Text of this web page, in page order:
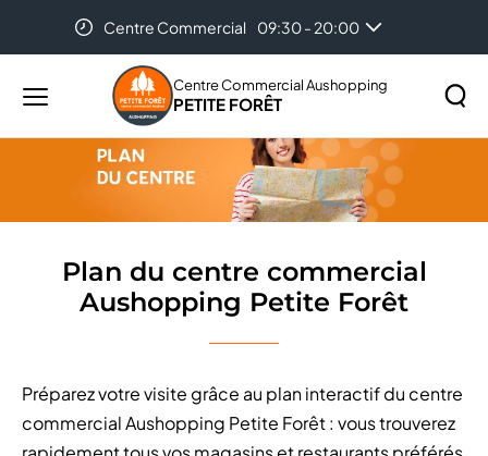
Centre Commercial 09:30 - 20:00
Menu
principal
Centre Commercial Aushopping
PETITE FORÊT
Rechercher
site
Plan du centre commercial Aushopping Petite
Plan du centre commercial
Aushopping Petite Forêt
Préparez votre visite grâce au plan interactif du centre
commercial Aushopping Petite Forêt : vous trouverez